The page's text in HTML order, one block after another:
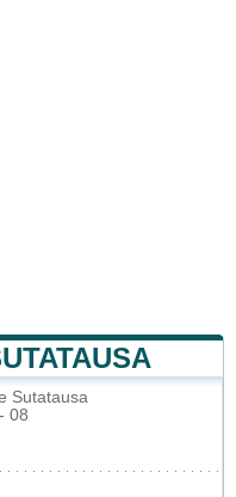
Sutatausa
08